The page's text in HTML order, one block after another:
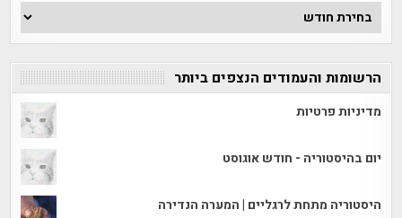
ארכיון
הכתבות
הרשומות והעמודים הנצפים ביותר
מדיניות פרטיות
יום בהיסטוריה - חודש אוגוסט
היסטוריה מתחת לרגליים | המערה הנדירה